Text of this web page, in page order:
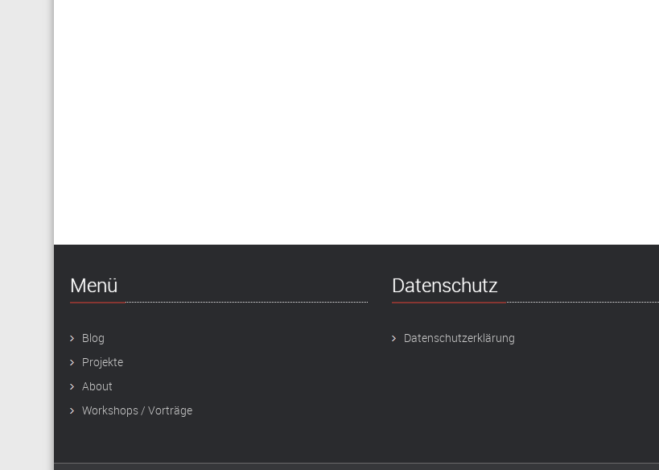
Menü
Blog
Projekte
About
Workshops / Vorträge
Datenschutz
Datenschutzerklärung